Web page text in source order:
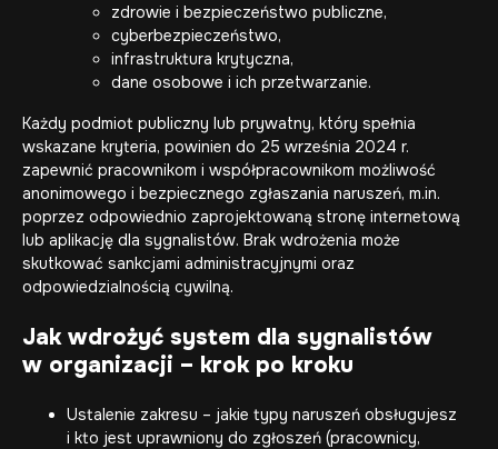
zdrowie i bezpieczeństwo publiczne,
cyberbezpieczeństwo,
infrastruktura krytyczna,
dane osobowe i ich przetwarzanie.
Każdy podmiot publiczny lub prywatny, który spełnia
wskazane kryteria, powinien do 25 września 2024 r.
zapewnić pracownikom i współpracownikom możliwość
anonimowego i bezpiecznego zgłaszania naruszeń, m.in.
poprzez odpowiednio zaprojektowaną stronę internetową
lub aplikację dla sygnalistów. Brak wdrożenia może
skutkować sankcjami administracyjnymi oraz
odpowiedzialnością cywilną.
Jak wdrożyć system dla sygnalistów
w organizacji – krok po kroku
Ustalenie zakresu – jakie typy naruszeń obsługujesz
i kto jest uprawniony do zgłoszeń (pracownicy,